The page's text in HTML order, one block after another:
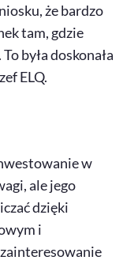
że bardzo
tam, gdzie
była doskonała
ELQ.
w
ale jego
dzięki
i